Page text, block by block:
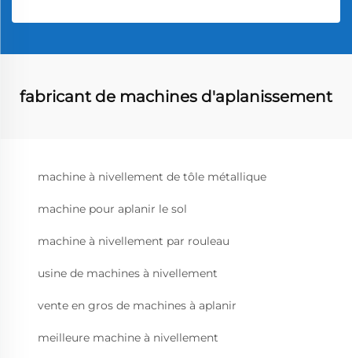
fabricant de machines d'aplanissement
machine à nivellement de tôle métallique
machine pour aplanir le sol
machine à nivellement par rouleau
usine de machines à nivellement
vente en gros de machines à aplanir
meilleure machine à nivellement